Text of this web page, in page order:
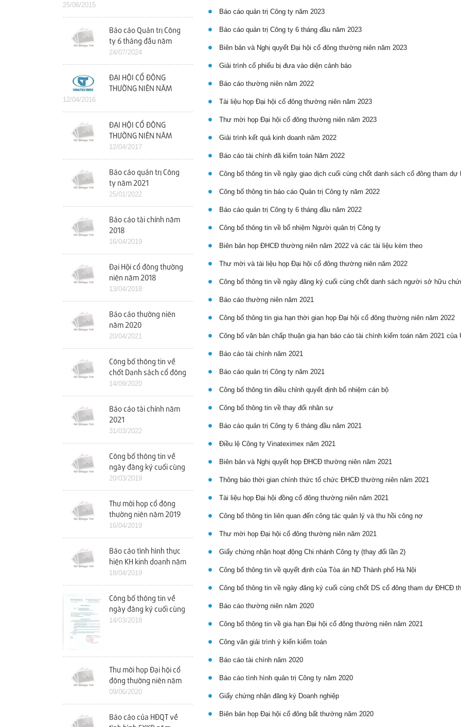
25/06/2015
Báo cáo Quản trị Công
ty 6 tháng đầu năm
2024
24/07/2024
ĐẠI HỘI CỔ ĐÔNG
THƯỜNG NIÊN NĂM
12/04/2016
ĐẠI HỘI CỔ ĐÔNG
THƯỜNG NIÊN NĂM
2017
12/04/2017
Báo cáo quản trị Công
ty năm 2021
25/01/2022
Báo cáo tài chính năm
2018
16/04/2019
Đại Hội cổ đông thường
niên năm 2018
13/04/2018
Báo cáo thường niên
năm 2020
20/04/2021
Công bố thông tin về
chốt Danh sách cổ đông
để tổ chức ĐHCĐ bất
thường
14/09/2020
Báo cáo tài chính năm
2021
31/03/2022
Công bố thông tin về
ngày đăng ký cuối cùng
chốt danh sách cổ đông
dự ĐHCĐ năm 2019
20/03/2019
Thư mời họp cổ đông
thường niên năm 2019
16/04/2019
Báo cáo tình hình thực
hiện KH kinh doanh năm
2018 và KH kinh doanh
năm 2019
18/04/2019
Công bố thông tin về
ngày đăng ký cuối cùng
tham dự ĐHCĐ năm
14/03/2018
Thư mời họp Đại hội cổ
đông thường niên năm
2020
09/06/2020
Báo cáo của HĐQT về
Báo cáo quản trị Công ty năm 2023
Báo cáo quản trị Công ty 6 tháng đầu năm 2023
Biên bản và Nghị quyết Đại hội cổ đông thường niên năm 2023
Giải trình cổ phiếu bị đưa vào diện cảnh báo
Báo cáo thường niên năm 2022
Tài liệu họp Đại hội cổ đông thường niên năm 2023
Thư mời họp Đại hội cổ đông thường niên năm 2023
Giải trình kết quả kinh doanh năm 2022
Báo cáo tài chính đã kiểm toán Năm 2022
Công bố thông tin về ngày giao dịch cuối cùng chốt danh sách cổ đông tham dự
Công bố thông tin báo cáo Quản trị Công ty năm 2022
Báo cáo quản trị Công ty 6 tháng đầu năm 2022
Công bố thông tin về bổ nhiệm Người quản trị Công ty
Biên bản họp ĐHCĐ thường niên năm 2022 và các tài liệu kèm theo
Thư mời và tài liệu họp Đại hội cổ đông thường niên năm 2022
Công bố thông tin về ngày đăng ký cuối cùng chốt danh sách người sở hữu
Báo cáo thường niên năm 2021
Công bố thông tin gia hạn thời gian họp Đại hội cổ đông thường niên năm 2022
Công bố văn bản chấp thuận gia hạn báo cáo tài chính kiểm toán năm 2021
Báo cáo tài chính năm 2021
Báo cáo quản trị Công ty năm 2021
Công bố thông tin điều chỉnh quyết định bổ nhiệm cán bộ
Công bố thông tin về thay đổi nhân sự
Báo cáo quản trị Công ty 6 tháng đầu năm 2021
Điều lệ Công ty Vinateximex năm 2021
Biên bản và Nghị quyết họp ĐHCĐ thường niên năm 2021
Thông báo thời gian chính thức tổ chức ĐHCĐ thường niên năm 2021
Tài liệu họp Đại hội đồng cổ đông thường niên năm 2021
Công bố thông tin liên quan đến công tác quản lý và thu hồi công nợ
Thư mời họp Đại hội cổ đông thường niên năm 2021
Giấy chứng nhận hoạt động Chi nhánh Công ty (thay đổi lần 2)
Công bố thông tin về quyết định của Tòa án ND Thành phố Hà Nội
Công bố thông tin về ngày đăng ký cuối cùng chốt DS cổ đông tham dự ĐHCĐ
Báo cáo thường niên năm 2020
Công bố thông tin về gia hạn Đại hội cổ đông thường niên năm 2021
Công văn giải trình ý kiến kiểm toán
Báo cáo tài chính năm 2020
Báo cáo tình hình quản trị Công ty năm 2020
Giấy chứng nhận đăng ký Doanh nghiệp
Biên bản họp Đại hội cổ đông bất thường năm 2020